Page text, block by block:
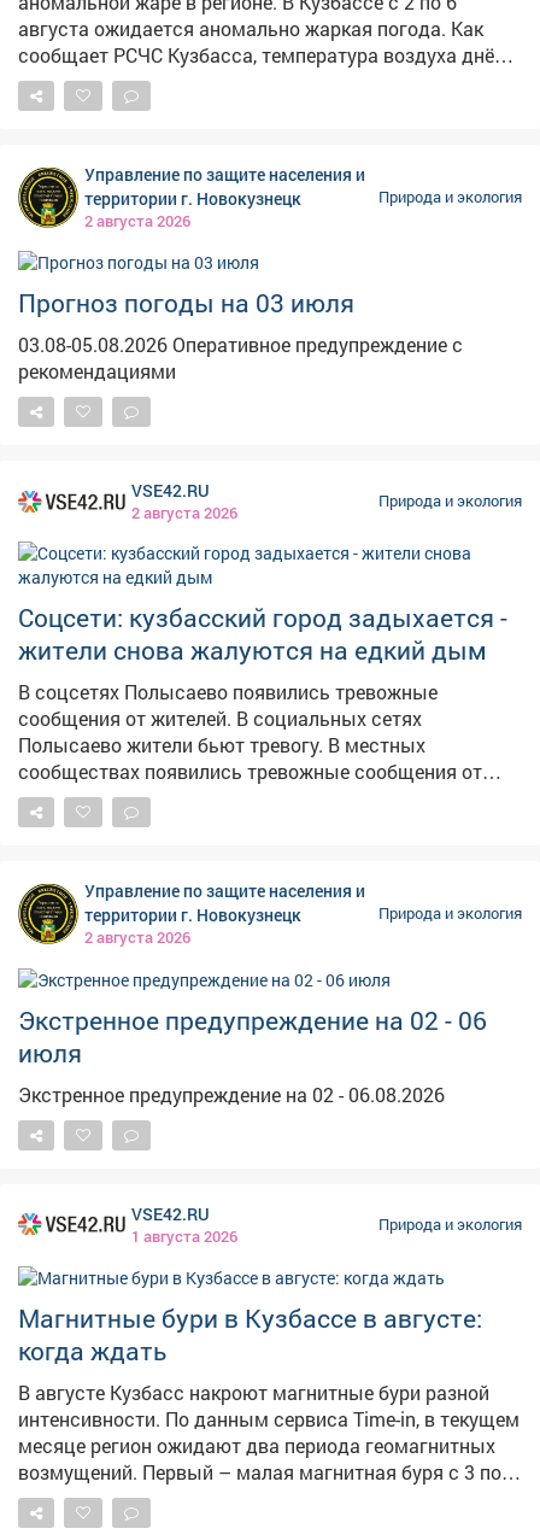
августа ожидается аномально жаркая погода. Как
сообщает РСЧС Кузбасса, температура воздуха днём
достигнет +30°С и выше, в отдельных районах – до
+33…+35°С. Ночью столбики термометров не
облачность, местами возможны кратковременные
дожди и грозы. Ветер юго-восточный, 2–9 м/с,
класса. Спасатели напоминают: в жару важно пить
больше воды, избегать длительного пребывания на
солнце и не оставлять детей в закрытых
автомобилях. При ухудшении самочувствия
немедленно обращайтесь за помощью. Номер вызова
экстренных служб – 112.
Управление по защите населения и
территории г. Новокузнецк
2 августа 2026
Природа и экология
Прогноз погоды на 03 июля
03.08-05.08.2026 Оперативное предупреждение с
рекомендациями
VSE42.RU
2 августа 2026
Природа и экология
Соцсети: кузбасский город задыхается -
жители снова жалуются на едкий дым
В соцсетях Полысаево появились тревожные
сообщения от жителей. В социальных сетях
Полысаево жители бьют тревогу. В местных
сообществах появились тревожные сообщения от
жителей, гдегорожане жалуются на местный
асфальтовый завод.Предприятие,по их словам,
что в городе нечем дышать. К посту жители
приложили видеозапись, на которой действительно
заметны клубы густого чёрного дыма,
меры и надеются на вмешательство профильных
ведомств. Официальных комментариев от
администрации или завода на момент публикации не
поступило.
Управление по защите населения и
территории г. Новокузнецк
2 августа 2026
Природа и экология
Экстренное предупреждение на 02 - 06
июля
Экстренное предупреждение на 02 - 06.08.2026
VSE42.RU
1 августа 2026
Природа и экология
Магнитные бури в Кузбассе в августе:
когда ждать
В августе Кузбасс накроют магнитные бури разной
интенсивности. По данным сервиса Time-in, в текущем
месяце регион ожидают два периода геомагнитных
возмущений. Первый – малая магнитная буря с 3 по 5
августа. Второй, более мощный – умеренная
магнитная буря с 18 по 19 августа. Больше сильных